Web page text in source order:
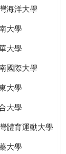
海洋大學
大學
大學
國際大學
大學
大學
體育運動大學
大學